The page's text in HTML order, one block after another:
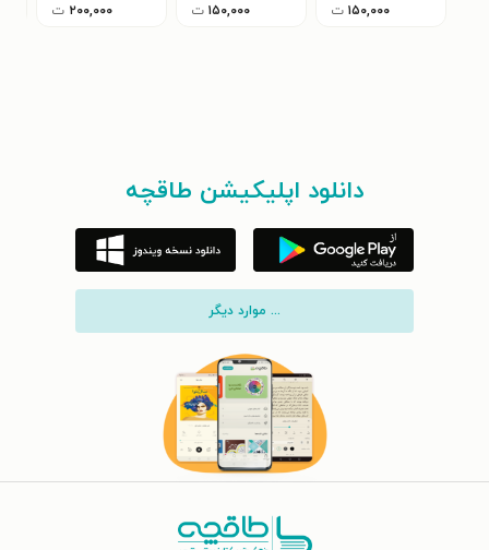
۱۵۰,۰۰۰ ت ۱۵۰,۰۰۰ ت ۲۰۰,۰۰۰ ت
دانلود اپلیکیشن طاقچه
... موارد دیگر